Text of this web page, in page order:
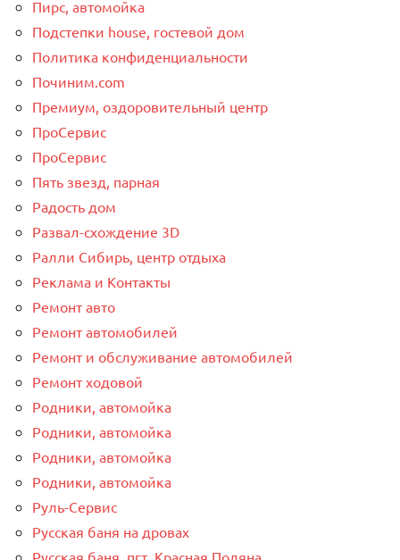
Пирс, автомойка
Подстепки house, гостевой дом
Политика конфиденциальности
Починим.com
Премиум, оздоровительный центр
ПроСервис
ПроСервис
Пять звезд, парная
Радость дом
Развал-схождение 3D
Ралли Сибирь, центр отдыха
Реклама и Контакты
Ремонт авто
Ремонт автомобилей
Ремонт и обслуживание автомобилей
Ремонт ходовой
Родники, автомойка
Родники, автомойка
Родники, автомойка
Родники, автомойка
Руль-Сервис
Русская баня на дровах